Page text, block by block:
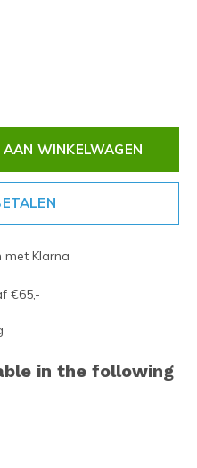
AAN WINKELWAGEN
met Klarna
€65,-
in the following